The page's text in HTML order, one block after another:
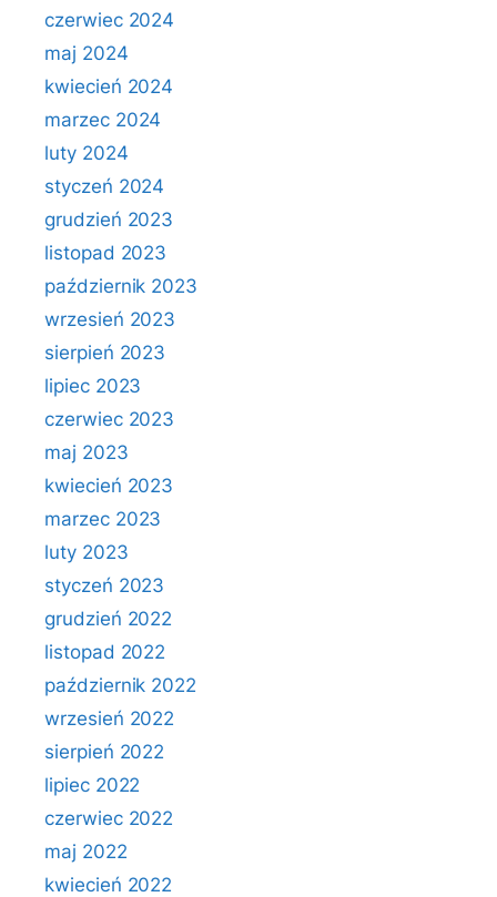
czerwiec 2024
maj 2024
kwiecień 2024
marzec 2024
luty 2024
styczeń 2024
grudzień 2023
listopad 2023
październik 2023
wrzesień 2023
sierpień 2023
lipiec 2023
czerwiec 2023
maj 2023
kwiecień 2023
marzec 2023
luty 2023
styczeń 2023
grudzień 2022
listopad 2022
październik 2022
wrzesień 2022
sierpień 2022
lipiec 2022
czerwiec 2022
maj 2022
kwiecień 2022